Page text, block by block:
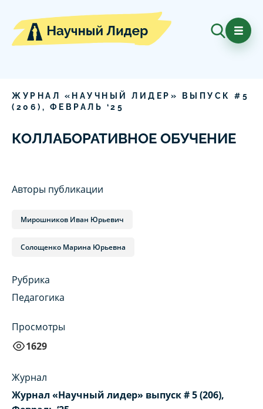
ЖУРНАЛ «НАУЧНЫЙ ЛИДЕР» ВЫПУСК # 5
( 206 ), ФЕВРАЛЬ ‘25
КОЛЛАБОРАТИВНОЕ ОБУЧЕНИЕ
Авторы публикации
Мирошников Иван Юрьевич
Солощенко Марина Юрьевна
Рубрика
Педагогика
Просмотры
1629
Журнал
Журнал «Научный лидер» выпуск # 5 (206),